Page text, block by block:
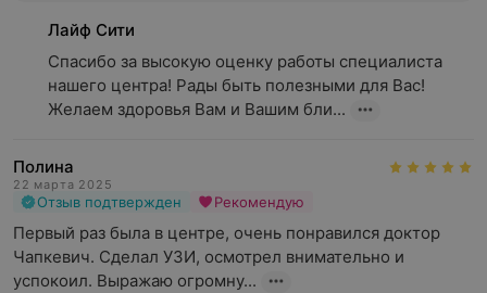
Лайф Сити
Спасибо за высокую оценку работы специалиста
нашего центра! Рады быть полезными для Вас!
Желаем здоровья Вам и Вашим бли...
Полина
22 марта 2025
Отзыв подтвержден Рекомендую
Первый раз была в центре, очень понравился доктор
Чапкевич. Сделал УЗИ, осмотрел внимательно и
успокоил. Выражаю огромну...